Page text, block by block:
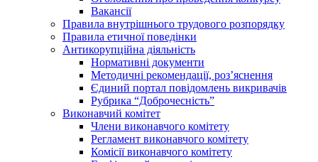
Вакансії
Правила внутрішнього трудового розпорядку
Правила етичної поведінки
Антикорупційна діяльність
Нормативні документи
Методичні рекомендації, роз’яснення
Єдиний портал повідомлень викривачів
Рубрика “Доброчесність”
Виконавчий комітет
Члени виконавчого комітету
Регламент виконавчого комітету
Комісії виконавчого комітету